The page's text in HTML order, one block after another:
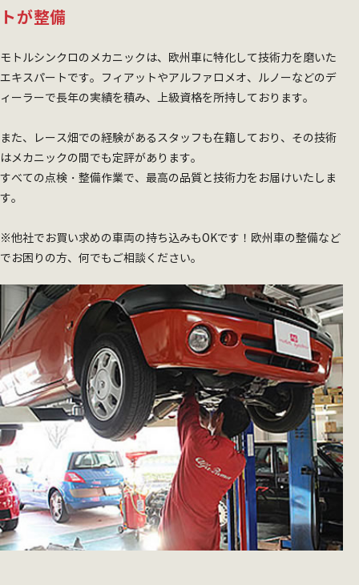
トが整備
モトルシンクロのメカニックは、欧州車に特化して技術力を磨いた
エキスパートです。フィアットやアルファロメオ、ルノーなどのデ
ィーラーで長年の実績を積み、上級資格を所持しております。
また、レース畑での経験があるスタッフも在籍しており、その技術
はメカニックの間でも定評があります。
すべての点検・整備作業で、最高の品質と技術力をお届けいたしま
す。
※他社でお買い求めの車両の持ち込みもOKです！欧州車の整備など
でお困りの方、何でもご相談ください。